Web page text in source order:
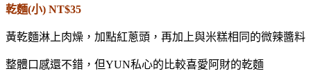
乾麵(小) NT$35
黃乾麵淋上肉燥，加點紅蔥頭，再加上與米糕相同的微辣醬料
整體口感還不錯，但YUN私心的比較喜愛阿財的乾麵